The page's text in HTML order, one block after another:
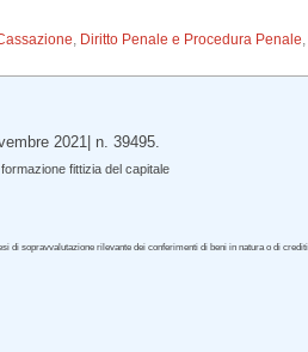
, Diritto Penale e Procedura Penale
2021| n. 39495.
fittizia del capitale
di sopravvalutazione rilevante dei conferimenti di beni in natura o di